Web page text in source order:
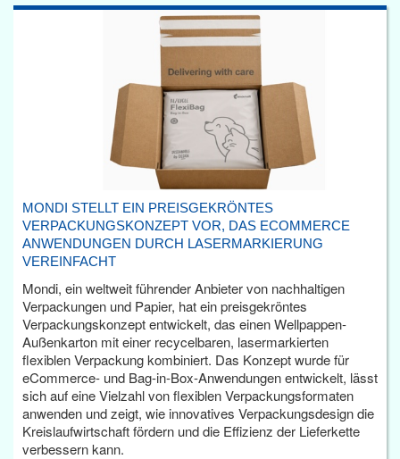
MONDI STELLT EIN PREISGEKRÖNTES
VERPACKUNGSKONZEPT VOR, DAS ECOMMERCE
ANWENDUNGEN DURCH LASERMARKIERUNG
VEREINFACHT
Mondi, ein weltweit führender Anbieter von nachhaltigen
Verpackungen und Papier, hat ein preisgekröntes
Verpackungskonzept entwickelt, das einen Wellpappen-
Außenkarton mit einer recycelbaren, lasermarkierten
flexiblen Verpackung kombiniert. Das Konzept wurde für
eCommerce- und Bag-in-Box-Anwendungen entwickelt, lässt
sich auf eine Vielzahl von flexiblen Verpackungsformaten
anwenden und zeigt, wie innovatives Verpackungsdesign die
Kreislaufwirtschaft fördern und die Effizienz der Lieferkette
verbessern kann.